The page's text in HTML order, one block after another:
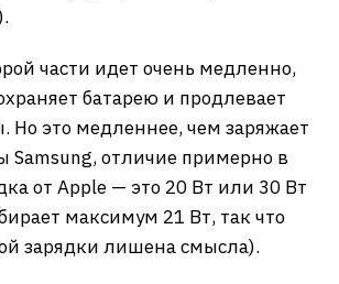
части идет очень медленно,
батарею и продлевает
Но это медленнее, чем заряжает
Samsung, отличие примерно в
от Apple — это 20 Вт или 30 Вт
максимум 21 Вт, так что
зарядки лишена смысла).